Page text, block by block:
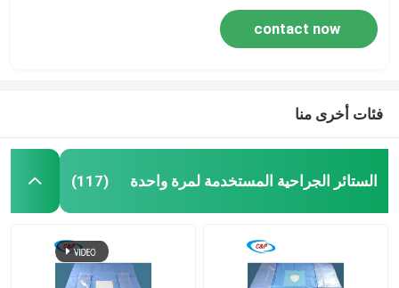
contact now
فئات أخرى منا
الستائر الجراحية المستخدمة لمرة واحدة (117)